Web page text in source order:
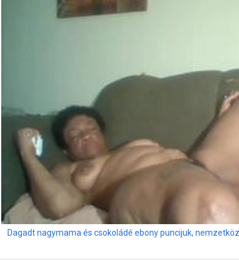
Dagadt nagymama és csokoládé ebony puncijuk,